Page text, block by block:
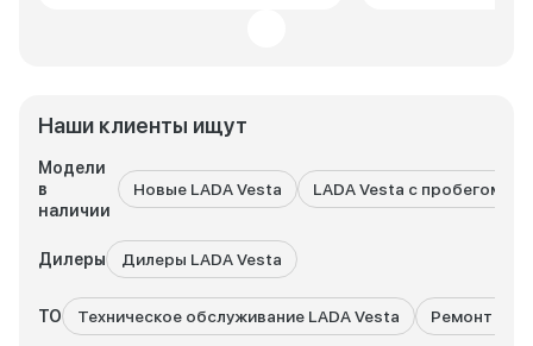
Наши клиенты ищут
Модели
в
наличии
Новые LADA Vesta LADA Vesta с пробегом
Дилеры Дилеры LADA Vesta
ТО Техническое обслуживание LADA Vesta Ремонт